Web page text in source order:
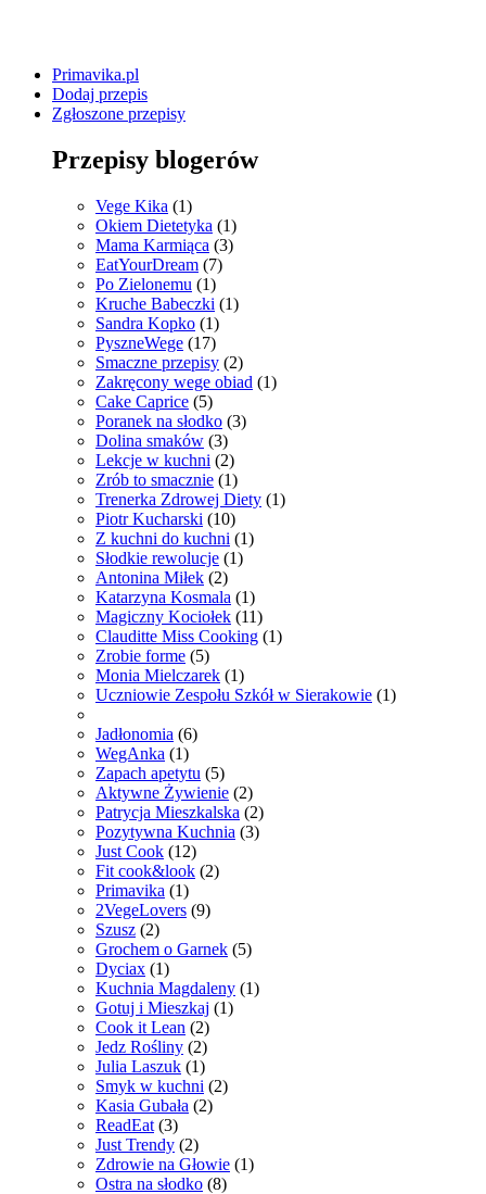
Primavika.pl
Dodaj przepis
Zgłoszone przepisy
Przepisy blogerów
Vege Kika (1)
Okiem Dietetyka (1)
Mama Karmiąca (3)
EatYourDream (7)
Po Zielonemu (1)
Kruche Babeczki (1)
Sandra Kopko (1)
PyszneWege (17)
Smaczne przepisy (2)
Zakręcony wege obiad (1)
Cake Caprice (5)
Poranek na słodko (3)
Dolina smaków (3)
Lekcje w kuchni (2)
Zrób to smacznie (1)
Trenerka Zdrowej Diety (1)
Piotr Kucharski (10)
Z kuchni do kuchni (1)
Słodkie rewolucje (1)
Antonina Miłek (2)
Katarzyna Kosmala (1)
Magiczny Kociołek (11)
Clauditte Miss Cooking (1)
Zrobie forme (5)
Monia Mielczarek (1)
Uczniowie Zespołu Szkół w Sierakowie (1)
Jadłonomia (6)
WegAnka (1)
Zapach apetytu (5)
Aktywne Żywienie (2)
Patrycja Mieszkalska (2)
Pozytywna Kuchnia (3)
Just Cook (12)
Fit cook&look (2)
Primavika (1)
2VegeLovers (9)
Szusz (2)
Grochem o Garnek (5)
Dyciax (1)
Kuchnia Magdaleny (1)
Gotuj i Mieszkaj (1)
Cook it Lean (2)
Jedz Rośliny (2)
Julia Laszuk (1)
Smyk w kuchni (2)
Kasia Gubała (2)
ReadEat (3)
Just Trendy (2)
Zdrowie na Głowie (1)
Ostra na słodko (8)